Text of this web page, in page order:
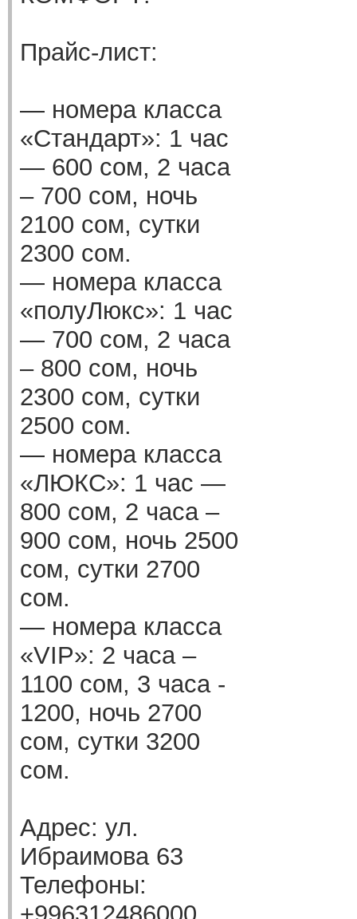
Прайс-лист:
— номера класса
«Стандарт»: 1 час
— 600 сом, 2 часа
– 700 сом, ночь
2100 сом, сутки
2300 сом.
— номера класса
«полуЛюкс»: 1 час
— 700 сом, 2 часа
– 800 сом, ночь
2300 сом, сутки
2500 сом.
— номера класса
«ЛЮКС»: 1 час —
800 сом, 2 часа –
900 сом, ночь 2500
сом, сутки 2700
сом.
— номера класса
«VIP»: 2 часа –
1100 сом, 3 часа -
1200, ночь 2700
сом, сутки 3200
сом.
Адрес: ул.
Ибраимова 63
Телефоны: